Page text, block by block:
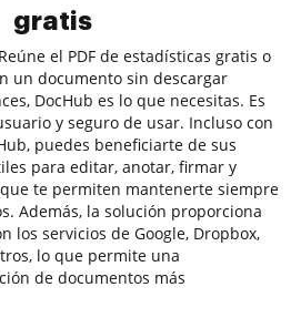
gratis
el PDF de estadísticas gratis o
un documento sin descargar
DocHub es lo que necesitas. Es
y seguro de usar. Incluso con
puedes beneficiarte de sus
para editar, anotar, firmar y
te permiten mantenerte siempre
Además, la solución proporciona
los servicios de Google, Dropbox,
lo que permite una
de documentos más